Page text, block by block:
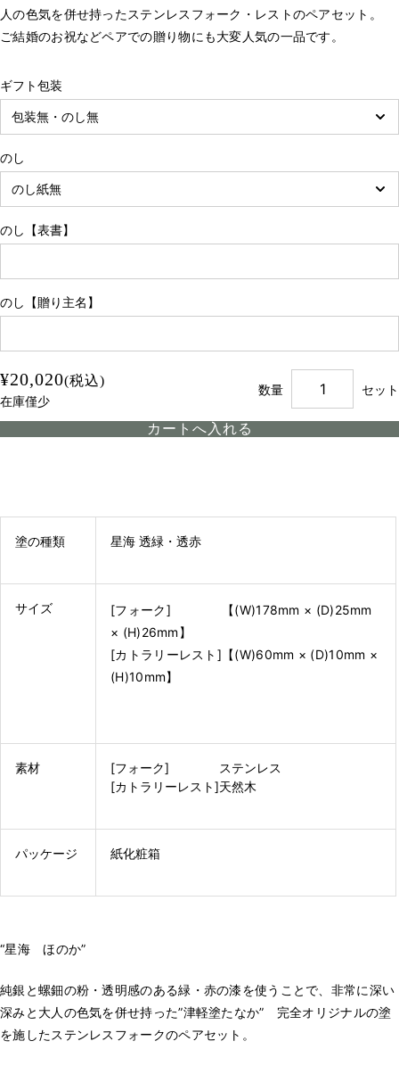
人の色気を併せ持ったステンレスフォーク・レストのペアセット。
ご結婚のお祝などペアでの贈り物にも大変人気の一品です。
ギフト包装
のし
のし【表書】
のし【贈り主名】
¥20,020(税込)
在庫僅少
数量 セット
塗の種類 星海 透緑・透赤
サイズ
[フォーク] 【(W)178mm × (D)25mm
× (H)26mm】
[カトラリーレスト]【(W)60mm × (D)10mm ×
(H)10mm】
素材
[フォーク] ステンレス
[カトラリーレスト]天然木
パッケージ 紙化粧箱
“星海 ほのか”
純銀と螺鈿の粉・透明感のある緑・赤の漆を使うことで、非常に深い
深みと大人の色気を併せ持った”津軽塗たなか” 完全オリジナルの塗
を施したステンレスフォークのペアセット。